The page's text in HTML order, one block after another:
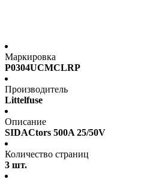
Маркировка
P0304UCMCLRP
Производитель
Littelfuse
Описание
SIDACtors 500A 25/50V
Количество страниц
3 шт.